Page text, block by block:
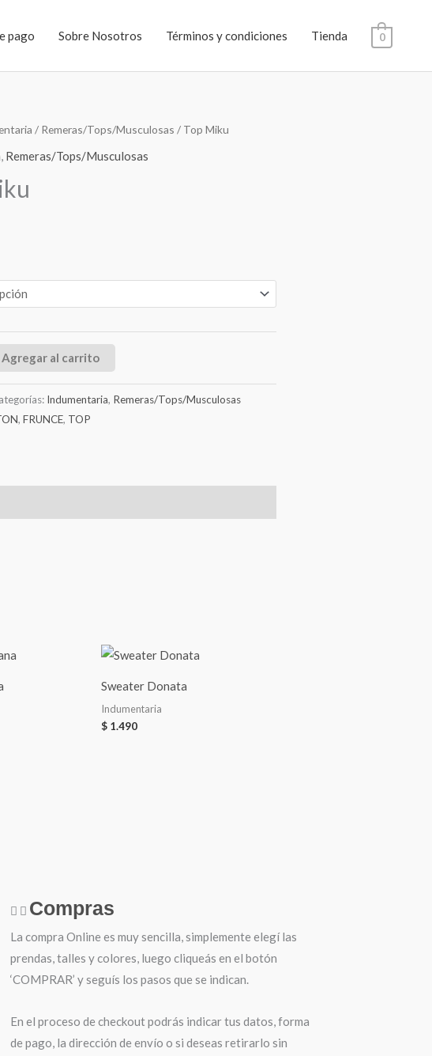
pago Sobre Nosotros Términos y condiciones Tienda 0
/ Remeras/Tops/Musculosas / Top Miku
, Remeras/Tops/Musculosas
Agregar al carrito
Indumentaria, Remeras/Tops/Musculosas
, FRUNCE, TOP
Sweater Donata
Indumentaria
$1.490
Compras
La compra Online es muy sencilla, simplemente elegí las
prendas, talles y colores, luego cliqueás en el botón
‘COMPRAR’ y seguís los pasos que se indican.
En el proceso de checkout podrás indicar tus datos, forma
de pago, la dirección de envío o si deseas retirarlo sin